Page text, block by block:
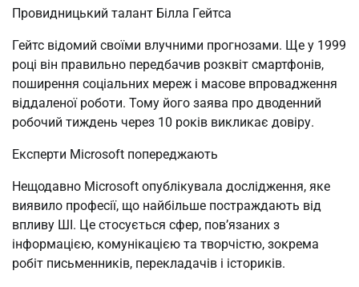
Провидницький талант Білла Гейтса
Гейтс відомий своїми влучними прогнозами. Ще у 1999
році він правильно передбачив розквіт смартфонів,
поширення соціальних мереж і масове впровадження
віддаленої роботи. Тому його заява про дводенний
робочий тиждень через 10 років викликає довіру.
Експерти Microsoft попереджають
Нещодавно Microsoft опублікувала дослідження, яке
виявило професії, що найбільше постраждають від
впливу ШІ. Це стосується сфер, пов’язаних з
інформацією, комунікацією та творчістю, зокрема
робіт письменників, перекладачів і істориків.